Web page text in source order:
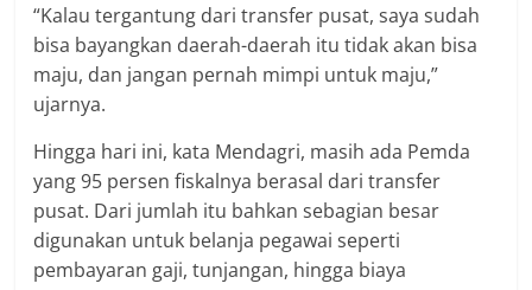
“Kalau tergantung dari transfer pusat, saya sudah
bisa bayangkan daerah-daerah itu tidak akan bisa
maju, dan jangan pernah mimpi untuk maju,”
ujarnya.
Hingga hari ini, kata Mendagri, masih ada Pemda
yang 95 persen fiskalnya berasal dari transfer
pusat. Dari jumlah itu bahkan sebagian besar
digunakan untuk belanja pegawai seperti
pembayaran gaji, tunjangan, hingga biaya